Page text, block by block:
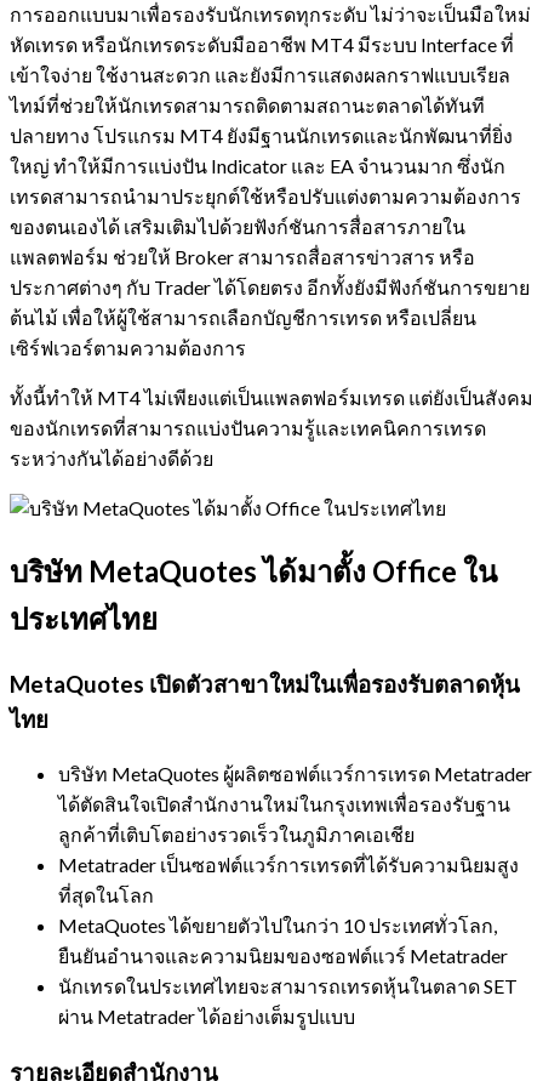
การออกแบบมาเพื่อรองรับนักเทรดทุกระดับ ไม่ว่าจะเป็นมือใหม่
หัดเทรด หรือนักเทรดระดับมืออาชีพ MT4 มีระบบ Interface ที่
เข้าใจง่าย ใช้งานสะดวก และยังมีการแสดงผลกราฟแบบเรียล
ไทม์ที่ช่วยให้นักเทรดสามารถติดตามสถานะตลาดได้ทันที
ปลายทาง โปรแกรม MT4 ยังมีฐานนักเทรดและนักพัฒนาที่ยิ่ง
ใหญ่ ทำให้มีการแบ่งปัน Indicator และ EA จำนวนมาก ซึ่งนัก
เทรดสามารถนำมาประยุกต์ใช้หรือปรับแต่งตามความต้องการ
ของตนเองได้ เสริมเติมไปด้วยฟังก์ชันการสื่อสารภายใน
แพลตฟอร์ม ช่วยให้ Broker สามารถสื่อสารข่าวสาร หรือ
ประกาศต่างๆ กับ Trader ได้โดยตรง อีกทั้งยังมีฟังก์ชันการขยาย
ต้นไม้ เพื่อให้ผู้ใช้สามารถเลือกบัญชีการเทรด หรือเปลี่ยน
เซิร์ฟเวอร์ตามความต้องการ
ทั้งนี้ทำให้ MT4 ไม่เพียงแต่เป็นแพลตฟอร์มเทรด แต่ยังเป็นสังคม
ของนักเทรดที่สามารถแบ่งปันความรู้และเทคนิคการเทรด
ระหว่างกันได้อย่างดีด้วย
บริษัท MetaQuotes ได้มาตั้ง Office ใน
ประเทศไทย
MetaQuotes เปิดตัวสาขาใหม่ในเพื่อรองรับตลาดหุ้น
ไทย
บริษัท MetaQuotes ผู้ผลิตซอฟต์แวร์การเทรด Metatrader
ได้ตัดสินใจเปิดสำนักงานใหม่ในกรุงเทพเพื่อรองรับฐาน
ลูกค้าที่เติบโตอย่างรวดเร็วในภูมิภาคเอเชีย
Metatrader เป็นซอฟต์แวร์การเทรดที่ได้รับความนิยมสูง
ที่สุดในโลก
MetaQuotes ได้ขยายตัวไปในกว่า 10 ประเทศทั่วโลก,
ยืนยันอำนาจและความนิยมของซอฟต์แวร์ Metatrader
นักเทรดในประเทศไทยจะสามารถเทรดหุ้นในตลาด SET
ผ่าน Metatrader ได้อย่างเต็มรูปแบบ
รายละเอียดสำนักงาน